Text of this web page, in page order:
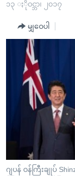
ပင်မ
သို့
ကြည့်
အစ္စရေး-ပါလက်စတို
အင်္ဂလိပ်စာလေ့လာ
အမေရိကန်သုံးအီဒီ
မကြေးမုံရဲ့ အင်္ဂလိပ်
ရုပ်ရှင်ထဲက အင်္ဂလိ
သုတပဒေသာ အင်္ဂ
အပတ်စဉ်ကဏ္ဍများ
ရေဒီယို
တီဗွီ
ရေဒီယိုနှင့်ရုပ်သံ
ရေဒီယို/တီဗွီအစီအ
Learning English
ဗွီအိုအေ လူမှုကွန်ယက်မျ
၁၃ ႏိုဝင္ဘာ၊ ၂၀၁၇
မျှဝေပါ
ဂျပန် ဝန်ကြီးချုပ်